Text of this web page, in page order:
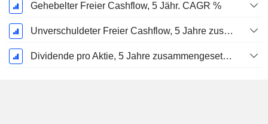
Gehebelter Freier Cashflow, 5 Jähr. CAGR %
Unverschuldeter Freier Cashflow, 5 Jahre zusammengesetzte jährliche Wachstumsrate %
Dividende pro Aktie, 5 Jahre zusammengesetzte jährliche Wachstumsrate %